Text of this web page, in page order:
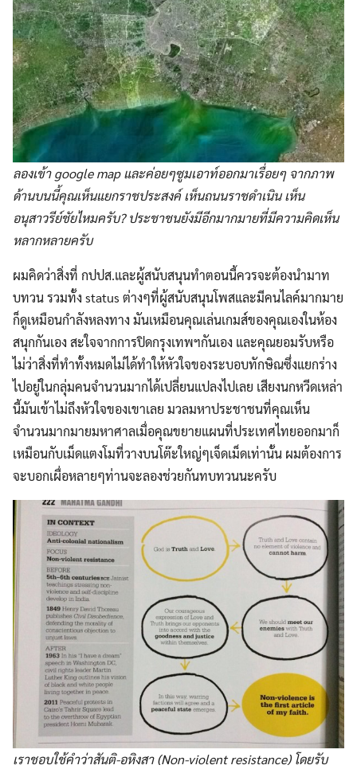
ลองเข้า google map และค่อยๆซูมเอาท์ออกมาเรื่อยๆ จากภาพ
ด้านบนนี้คุณเห็นแยกราชประสงค์ เห็นถนนราชดำเนิน เห็น
อนุสาวรีย์ชัยไหมครับ? ประชาชนยังมีอีกมากมายที่มีความคิดเห็น
หลากหลายครับ
ผมคิดว่าสิ่งที่ กปปส.และผู้สนับสนุนทำตอนนี้ควรจะต้องนำมาท
บทวน รวมทั้ง status ต่างๆที่ผู้สนับสนุนโพสและมีคนไลค์มากมาย
ก็ดูเหมือนกำลังหลงทาง มันเหมือนคุณเล่นเกมส์ของคุณเองในห้อง
สนุกกันเอง สะใจจากการปิดกรุงเทพฯกันเอง และคุณยอมรับหรือ
ไม่ว่าสิ่งที่ทำทั้งหมดไม่ได้ทำให้หัวใจของระบอบทักษิณซึ่งแยกร่าง
ไปอยู่ในกลุ่มคนจำนวนมากได้เปลี่ยนแปลงไปเลย เสียงนกหวีดเหล่า
นี้มันเข้าไม่ถึงหัวใจของเขาเลย มวลมหาประชาชนที่คุณเห็น
จำนวนมากมายมหาศาลเมื่อคุณขยายแผนที่ประเทศไทยออกมาก็
เหมือนกับเม็ดแตงโมที่วางบนโต๊ะใหญ่ๆเจ็ดเม็ดเท่านั้น ผมต้องการ
จะบอกเผื่อหลายๆท่านจะลองช่วยกันทบทวนนะครับ
เราชอบใช้คำว่าสันติ-อหิงสา (Non-violent resistance) โดยรับ